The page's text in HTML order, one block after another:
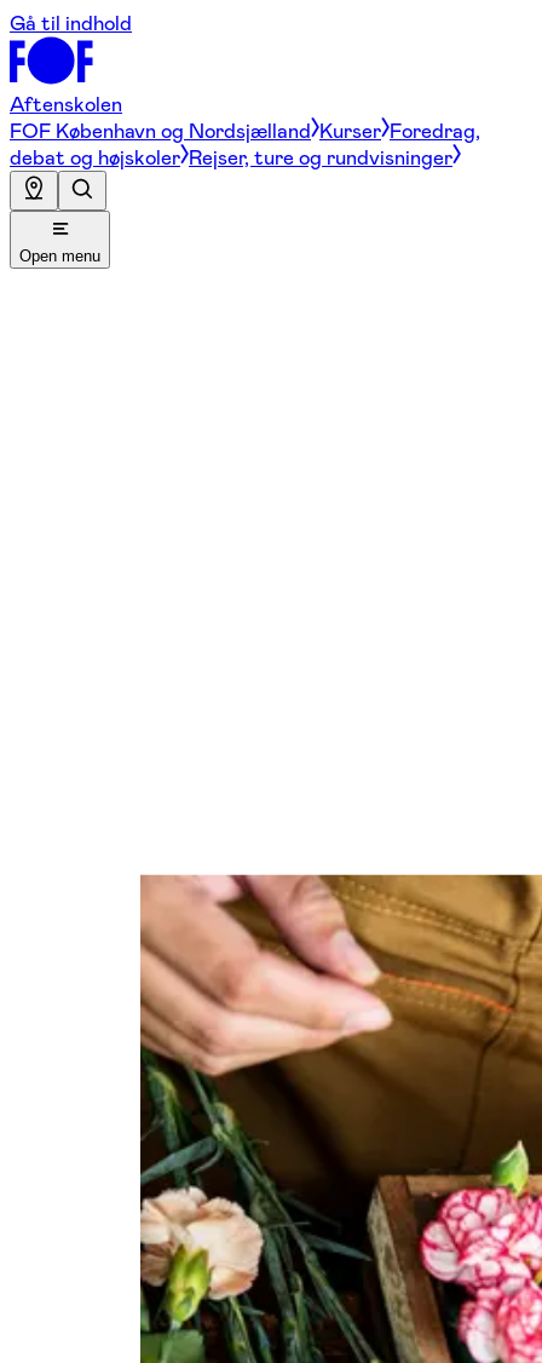
Gå til indhold
Aftenskolen
FOF København og Nordsjælland Kurser Foredrag,
debat og højskoler Rejser, ture og rundvisninger
Open menu